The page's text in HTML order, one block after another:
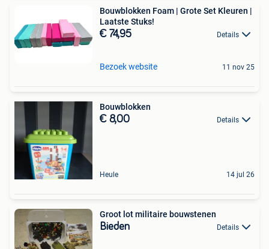
Bouwblokken Foam | Grote Set Kleuren |
Laatste Stuks!
€ 74,95 Details
Bezoek website 11 nov 25
Bouwblokken
€ 8,00 Details
Heule 14 jul 26
Groot lot militaire bouwstenen
Bieden Details